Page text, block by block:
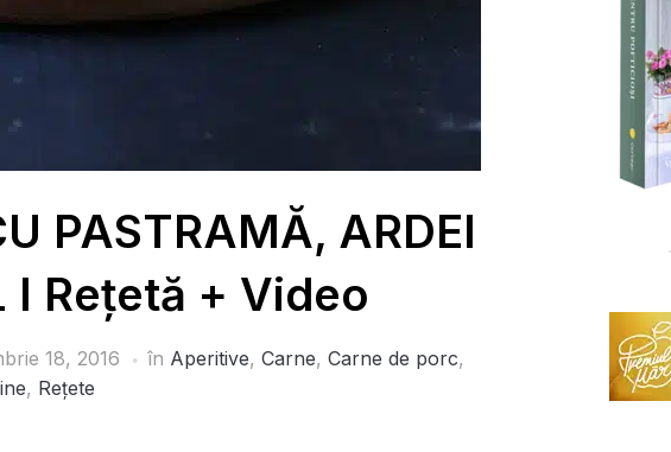
PASTRAMĂ, ARDEI
I Rețetă + Video
18, 2016 în Aperitive, Carne, Carne de porc,
, Rețete